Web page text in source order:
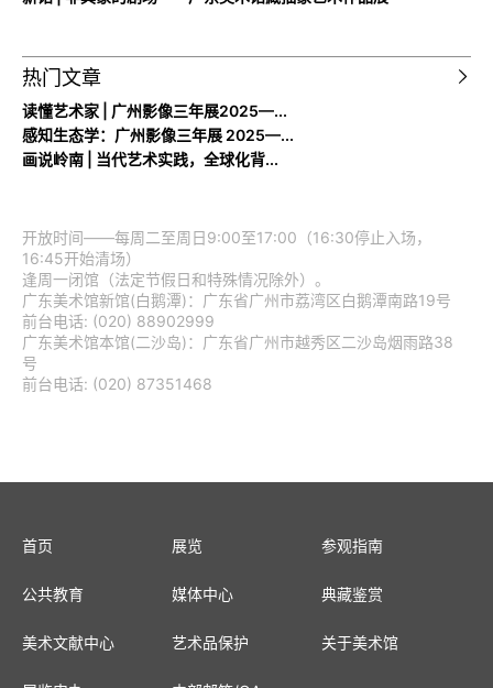
热门文章
读懂艺术家 | 广州影像三年展2025—...
感知生态学：广州影像三年展 2025—...
画说岭南 | 当代艺术实践，全球化背...
开放时间——每周二至周日9:00至17:00（16:30停止入场，
16:45开始清场）
逢周一闭馆（法定节假日和特殊情况除外）。
广东美术馆新馆(白鹅潭)：广东省广州市荔湾区白鹅潭南路19号
前台电话: (020) 88902999
广东美术馆本馆(二沙岛)：广东省广州市越秀区二沙岛烟雨路38
号
前台电话: (020) 87351468
首页 展览 参观指南
公共教育 媒体中心 典藏鉴赏
美术文献中心 艺术品保护 关于美术馆